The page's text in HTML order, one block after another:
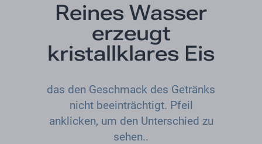
Reines Wasser
erzeugt
kristallklares Eis
das den Geschmack des Getränks
nicht beeinträchtigt. Pfeil
anklicken, um den Unterschied zu
sehen..